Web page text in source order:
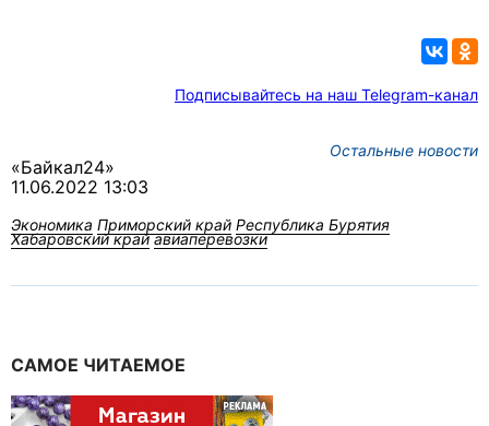
Подписывайтесь на наш Telegram-канал
Остальные новости
«Байкал24»
11.06.2022 13:03
Экономика Приморский край Республика Бурятия
Хабаровский край авиаперевозки
САМОЕ ЧИТАЕМОЕ